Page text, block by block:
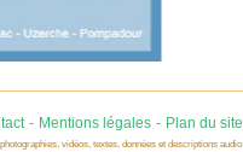
- Mentions légales- Plan du site
vidéos, textes, données et descriptions audio